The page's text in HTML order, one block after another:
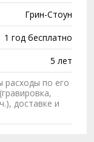
Грин-Стоун
1 год бесплатно
5 лет
расходы по его
доставке и